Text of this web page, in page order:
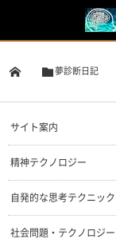
夢診断日記
サイト案内
精神テクノロジー
自発的な思考テクニック
社会問題・テクノロジー